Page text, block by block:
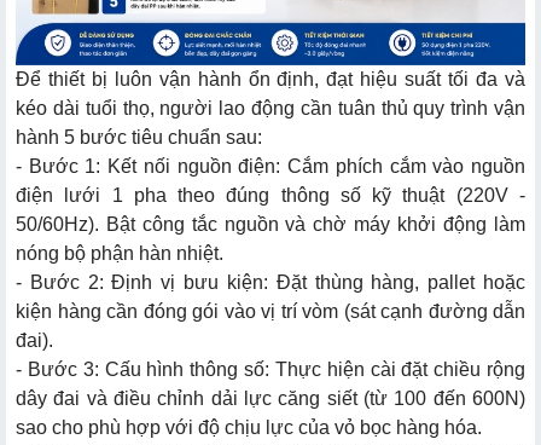
Để thiết bị luôn vận hành ổn định, đạt hiệu suất tối đa và
kéo dài tuổi thọ, người lao động cần tuân thủ quy trình vận
hành 5 bước tiêu chuẩn sau:
- Bước 1: Kết nối nguồn điện: Cắm phích cắm vào nguồn
điện lưới 1 pha theo đúng thông số kỹ thuật (220V -
50/60Hz). Bật công tắc nguồn và chờ máy khởi động làm
nóng bộ phận hàn nhiệt.
- Bước 2: Định vị bưu kiện: Đặt thùng hàng, pallet hoặc
kiện hàng cần đóng gói vào vị trí vòm (sát cạnh đường dẫn
đai).
- Bước 3: Cấu hình thông số: Thực hiện cài đặt chiều rộng
dây đai và điều chỉnh dải lực căng siết (từ 100 đến 600N)
sao cho phù hợp với độ chịu lực của vỏ bọc hàng hóa.